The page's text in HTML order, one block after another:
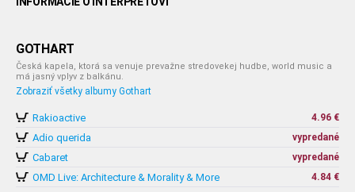
GOTHART
Česká kapela, ktorá sa venuje prevažne stredovekej hudbe, world music a
má jasný vplyv z balkánu.
Zobraziť všetky albumy Gothart
Rakioactive 4.96 €
Adio querida vypredané
Cabaret vypredané
OMD Live: Architecture & Morality & More 4.84 €